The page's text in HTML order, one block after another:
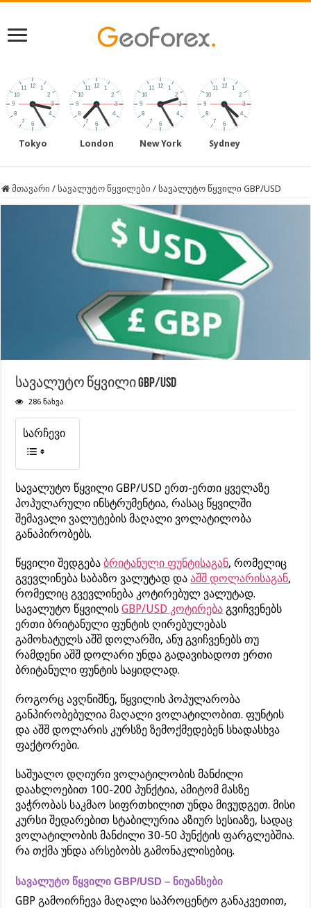
Tokyo London New York Sydney
მთავარი / სავალუტო წყვილები / სავალუტო წყვილი GBP/USD
სავალუტო წყვილი GBP/USD
286 ნახვა
სარჩევი
სავალუტო წყვილი GBP/USD ერთ-ერთი ყველაზე
პოპულარული ინსტრუმენტია, რასაც წყვილში
შემავალი ვალუტების მაღალი ვოლატილობა
განაპირობებს.
წყვილი შედგებაბრიტანული ფუნტისაგან, რომელიც
გვევლინება საბაზო ვალუტად დააშშ დოლარისაგან,
რომელიც გვევლინება კოტირებულ ვალუტად.
სავალუტო წყვილისGBP/USD კოტირება გვიჩვენებს
ერთი ბრიტანული ფუნტის ღირებულებას
გამოხატულს აშშ დოლარში, ანუ გვიჩვენებს თუ
რამდენი აშშ დოლარი უნდა გადავიხადოთ ერთი
ბრიტანული ფუნტის საყიდლად.
როგორც ავღნიშნე, წყვილის პოპულარობა
განპირობებულია მაღალი ვოლატილობით. ფუნტის
და აშშ დოლარის კურსზე ზემოქმედებენ სხადასხვა
ფაქტორები.
საშუალო დღიური ვოლატილობის მანძილი
დაახლოებით 100-200 პუნქტია, ამიტომ მასზე
ვაჭრობას საკმაო სიფრთხილით უნდა მივუდგეთ. მისი
კურსი შედარებით სტაბილურია აზიურ სესიაზე, სადაც
ვოლატილობის მანძილი 30-50 პუნქტის ფარგლებშია.
რა თქმა უნდა არსებობს გამონაკლისებიც.
სავალუტო წყვილი GBP/USD – ნიუანსები
GBP გამოირჩევა მაღალი საპროცენტო განაკვეთით,